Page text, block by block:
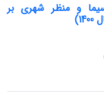
و منظر شهری بر